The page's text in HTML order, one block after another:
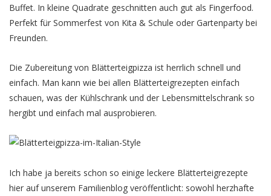
Buffet. In kleine Quadrate geschnitten auch gut als Fingerfood.
Perfekt für Sommerfest von Kita & Schule oder Gartenparty bei
Freunden.
Die Zubereitung von Blätterteigpizza ist herrlich schnell und
einfach. Man kann wie bei allen Blätterteigrezepten einfach
schauen, was der Kühlschrank und der Lebensmittelschrank so
hergibt und einfach mal ausprobieren.
Ich habe ja bereits schon so einige leckere Blätterteigrezepte
hier auf unserem Familienblog veröffentlicht: sowohl herzhafte